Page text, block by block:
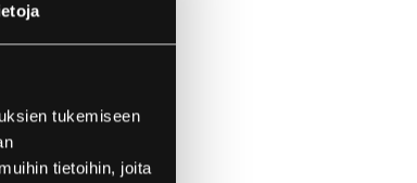
tukemiseen
tietoihin, joita